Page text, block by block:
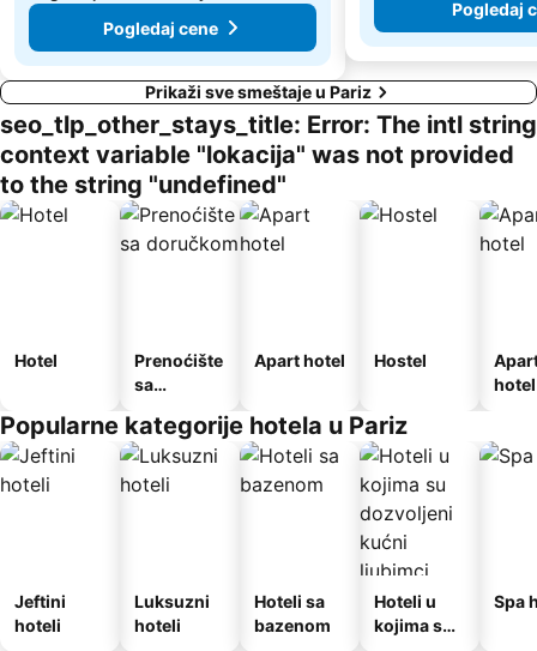
Pogledaj cene
Pogledaj
Prikaži sve smeštaje u Pariz
seo_tlp_other_stays_title: Error: The intl string
context variable "lokacija" was not provided
to the string "undefined"
Hotel
Prenoćište
sa
Apart hotel Hostel
hotel
Popularne kategorije hotela u Pariz
Jeftini
hoteli
Luksuzni
hoteli
Hoteli sa
bazenom
Hoteli u
kojima su
Spa